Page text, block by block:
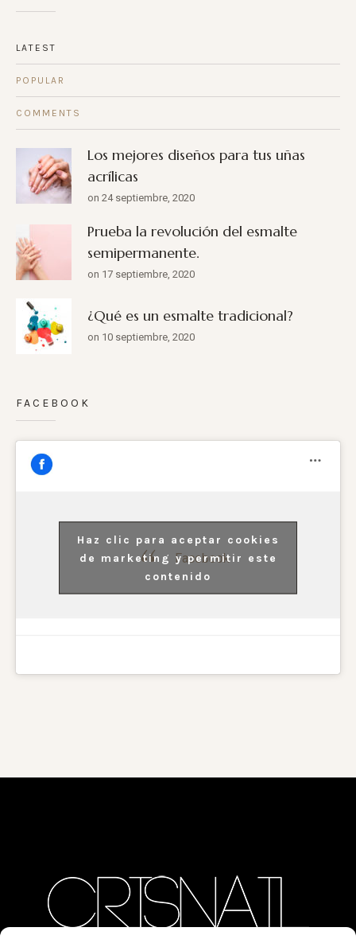
LATEST
POPULAR
COMMENTS
Los mejores diseños para tus uñas
acrílicas
on 24 septiembre, 2020
Prueba la revolución del esmalte
semipermanente.
on 17 septiembre, 2020
¿Qué es un esmalte tradicional?
on 10 septiembre, 2020
FACEBOOK
Facebook
Haz clic para aceptar cookies
de marketing y permitir este
contenido